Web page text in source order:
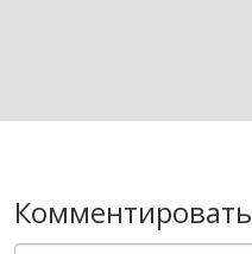
Комментировать